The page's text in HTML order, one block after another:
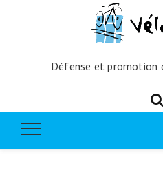
Défense et promotion